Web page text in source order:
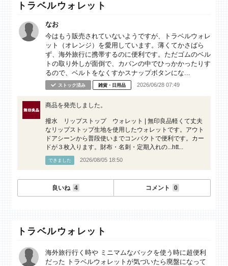
トラベルウォレット
なお
今はもう販売されていないようですが、トラベルウォレ
ット（オレンジ）を愛用しています。薄くてかさばら
ず、海外旅行に携帯するのに便利です。ただゴムのベル
トの取り外しが面倒で、カバンの中でひっかかったりす
るので、ベルトをなくすかスナップボタンにな...
ストック済み 雑貨・日用品 2026/06/28 07:49
商品を発売しました。
撥水 リップストップ ウォレット | 無印良品軽くて丈夫
なリップストップ生地を使用したウォレットです。アウト
ドアシーンから普段使いまでコンパクトで便利です。カー
ドが３枚入ります。財布・名刺・定期入れの...htt...
できました 2026/08/05 18:50
良いね 4 コメント 0
トラベルウォレット
海外旅行行く時や ミニマムなバックを使う時に超便利
だった トラベルウォレットが気づいたら廃盤になって